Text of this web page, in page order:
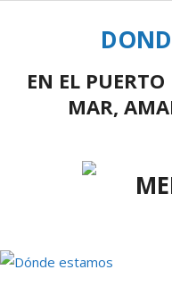
EN EL
MAR,